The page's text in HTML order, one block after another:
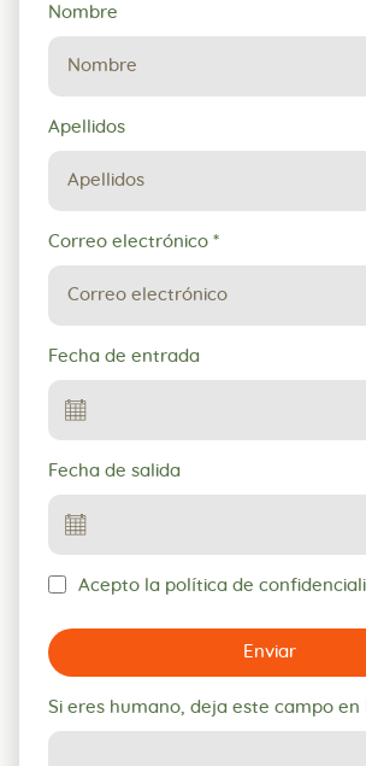
Solicitud
de
reserva
Nombre
Apellidos
Correo electrónico *
Fecha de entrada
Fecha de salida
Acepto la política de
Enviar
Si eres humano, deja este campo en